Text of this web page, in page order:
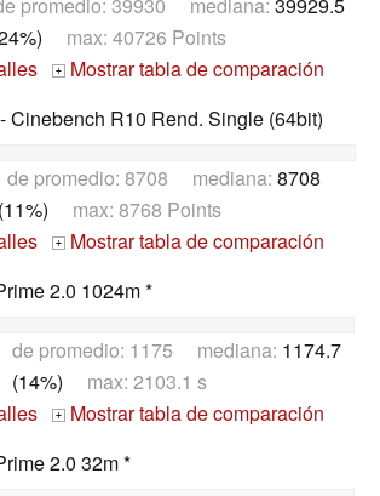
promedio: 39930 mediana: 39929.5
max: 40726 Points
+
Mostrar tabla de comparación
- Cinebench R10 Rend. Single (64bit)
promedio: 8708 mediana: 8708
(11%) max: 8768 Points
+
Mostrar tabla de comparación
2.0 1024m *
promedio: 1175 mediana: 1174.7
(14%) max: 2103.1 s
+
Mostrar tabla de comparación
2.0 32m *